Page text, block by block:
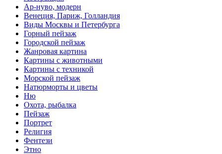
Ар-нуво, модерн
Венеция, Париж, Голландия
Виды Москвы и Петербурга
Горный пейзаж
Городской пейзаж
Жанровая картина
Картины с животными
Картины с техникой
Морской пейзаж
Натюрморты и цветы
Ню
Охота, рыбалка
Пейзаж
Портрет
Религия
Фентези
Этно